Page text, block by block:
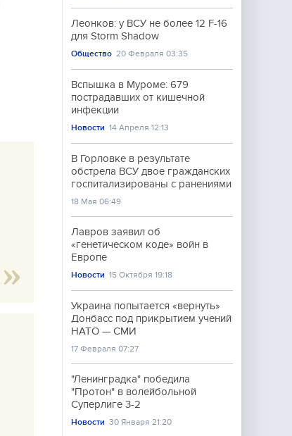
Леонков: у ВСУ не более 12 F-16
для Storm Shadow
Общество 20 Февраля 03:35
Вспышка в Муроме: 679
пострадавших от кишечной
инфекции
Новости 14 Апреля 12:13
В Горловке в результате
обстрела ВСУ двое гражданских
госпитализированы с ранениями
18 Мая 06:49
Лавров заявил об
«генетическом коде» войн в
Европе
Новости 15 Октября 19:18
Украина попытается «вернуть»
Донбасс под прикрытием учений
НАТО — СМИ
17 Февраля 07:27
"Ленинградка" победила
"Протон" в волейбольной
Суперлиге 3-2
Новости 30 Января 21:20